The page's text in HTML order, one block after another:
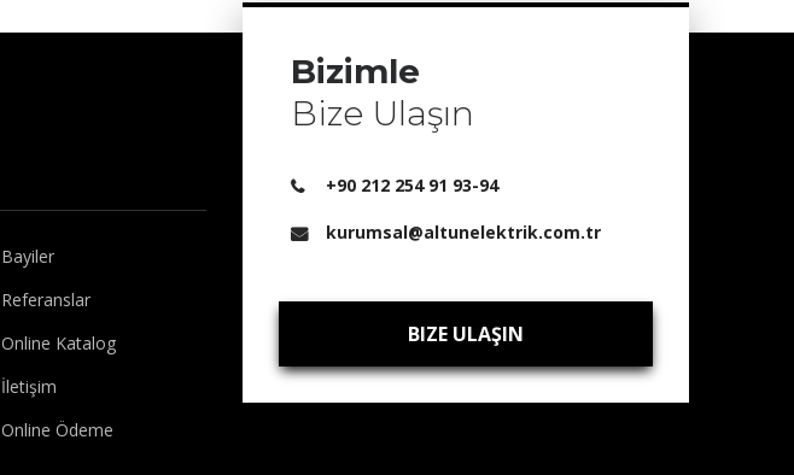
Bayiler
Referanslar
Online Katalog
İletişim
Online Ödeme
Bizimle
Bize Ulaşın
+90 212 254 91 93-94
kurumsal@altunelektrik.com.tr
BIZE ULAŞIN
BIZE ULAŞIN